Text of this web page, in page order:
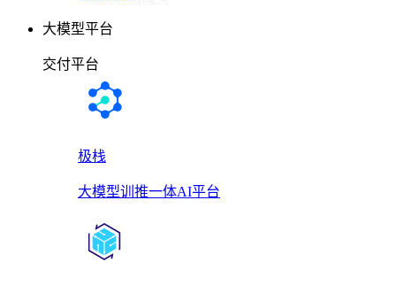
大模型平台
交付平台
极栈
大模型训推一体AI平台